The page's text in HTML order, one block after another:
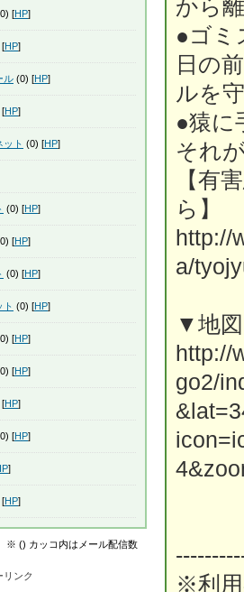
から
●ゴミ
日の
ルを
●猿に
それ
【有
ら
http://
a/
▼地
http://
go2/
※利用
[HP]
[HP]
ル (0) [HP]
[HP]
ト (0) [HP]
(0) [HP]
[HP]
(0) [HP]
(0) [HP]
[HP]
[HP]
[HP]
[HP]
]
[HP]
※ () カッコ内はメール配信数
リンク